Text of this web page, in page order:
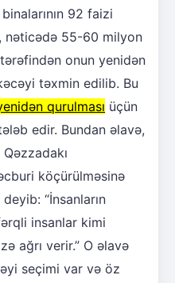
92 faizi
nəticədə 55-60 milyon
onun yenidən
təxmin edilib. Bu
qurulması üçün
edir. Bundan əlavə,
köçürülməsinə
“İnsanların
insanlar kimi
ağrı verir.” O əlavə
seçimi var və öz